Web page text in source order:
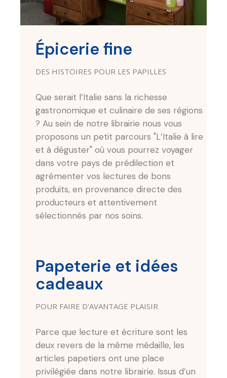
Épicerie fine
DES HISTOIRES POUR LES PAPILLES
Que serait l’Italie sans la richesse
gastronomique et culinaire de ses régions
? Au sein de notre librairie nous vous
proposons un petit parcours "L’Italie à lire
et à déguster" où vous pourrez voyager
dans votre pays de prédilection et
agrémenter vos lectures de bons
produits, en provenance directe des
producteurs et attentivement
sélectionnés par nos soins.
Papeterie et idées
cadeaux
POUR FAIRE D'AVANTAGE PLAISIR
Parce que lecture et écriture sont les
deux revers de la même médaille, les
articles papetiers ont une place
privilégiée dans notre librairie. Issus d’un